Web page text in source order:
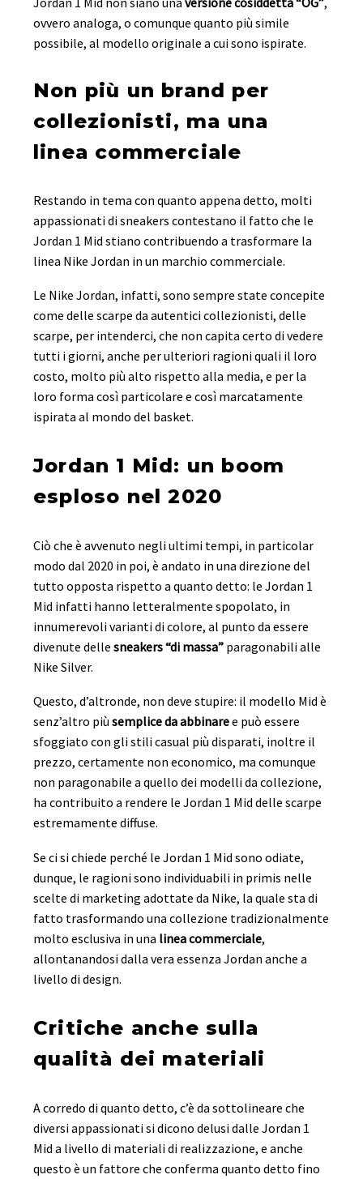
ovvero analoga, o comunque quanto più simile
possibile, al modello originale a cui sono ispirate.
Non più un brand per
collezionisti, ma una
linea commerciale
Restando in tema con quanto appena detto, molti
appassionati di sneakers contestano il fatto che le
Jordan 1 Mid stiano contribuendo a trasformare la
linea Nike Jordan in un marchio commerciale.
Le Nike Jordan, infatti, sono sempre state concepite
come delle scarpe da autentici collezionisti, delle
scarpe, per intenderci, che non capita certo di vedere
tutti i giorni, anche per ulteriori ragioni quali il loro
costo, molto più alto rispetto alla media, e per la
loro forma così particolare e così marcatamente
ispirata al mondo del basket.
Jordan 1 Mid: un boom
esploso nel 2020
Ciò che è avvenuto negli ultimi tempi, in particolar
modo dal 2020 in poi, è andato in una direzione del
tutto opposta rispetto a quanto detto: le Jordan 1
Mid infatti hanno letteralmente spopolato, in
innumerevoli varianti di colore, al punto da essere
divenute delle sneakers “di massa” paragonabili alle
Nike Silver.
Questo, d’altronde, non deve stupire: il modello Mid è
senz’altro più semplice da abbinaree può essere
sfoggiato con gli stili casual più disparati, inoltre il
prezzo, certamente non economico, ma comunque
non paragonabile a quello dei modelli da collezione,
ha contribuito a rendere le Jordan 1 Mid delle scarpe
estremamente diffuse.
Se ci si chiede perché le Jordan 1 Mid sono odiate,
dunque, le ragioni sono individuabili in primis nelle
scelte di marketing adottate da Nike, la quale sta di
fatto trasformando una collezione tradizionalmente
molto esclusiva in una linea commerciale,
allontanandosi dalla vera essenza Jordan anche a
livello di design.
Critiche anche sulla
qualità dei materiali
A corredo di quanto detto, c’è da sottolineare che
diversi appassionati si dicono delusi dalle Jordan 1
Mid a livello di materiali di realizzazione, e anche
questo è un fattore che conferma quanto detto fino